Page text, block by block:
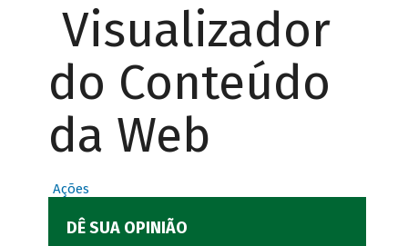
Visualizador
do Conteúdo
da Web
Ações
DÊ SUA OPINIÃO